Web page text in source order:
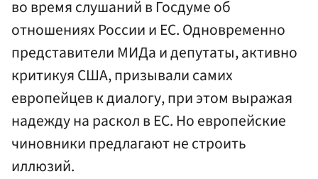
во время слушаний в Госдуме об
отношениях России и ЕС. Одновременно
представители МИДа и депутаты, активно
критикуя США, призывали самих
европейцев к диалогу, при этом выражая
надежду на раскол в ЕС. Но европейские
чиновники предлагают не строить
иллюзий.